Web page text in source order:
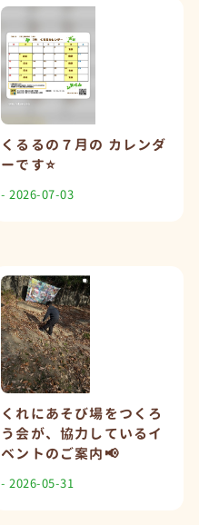
くるるの７月の カレンダ
ーです⭐️
- 2026-07-03
くれにあそび場をつくろ
う会が、協力しているイ
ベントのご案内📢
- 2026-05-31